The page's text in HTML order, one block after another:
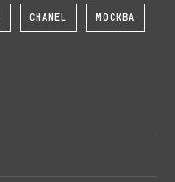
CHANEL МОСКВА